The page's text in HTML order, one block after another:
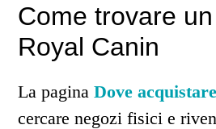
Come trovare
Royal Canin
La paginaDove acquistare
cercare negozi fisici e